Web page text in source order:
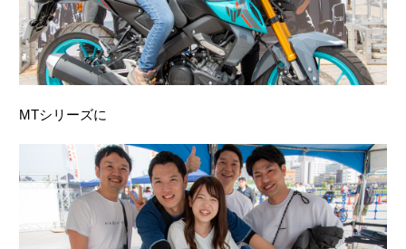
MTシリーズに